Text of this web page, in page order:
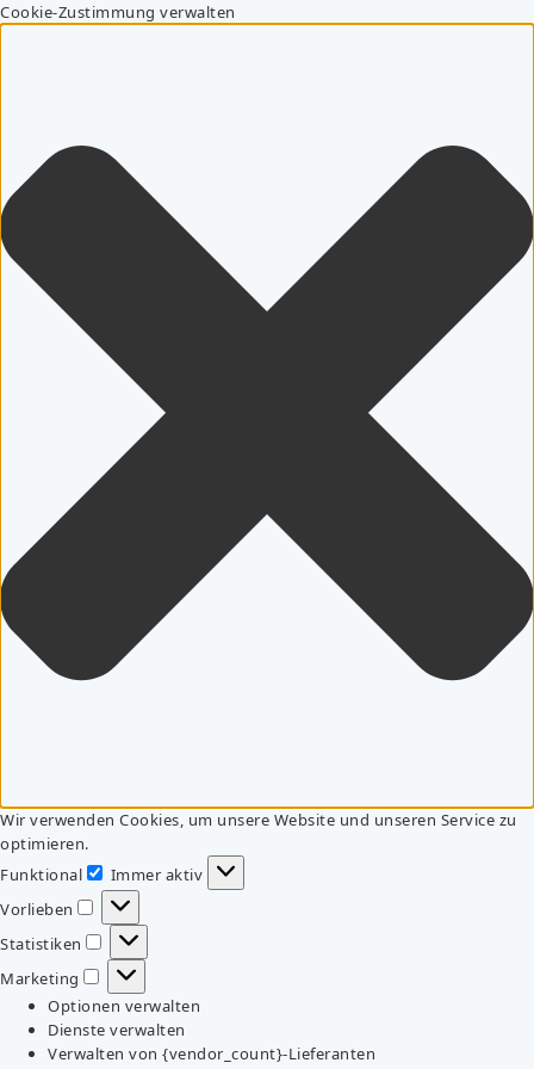
Cookie-Zustimmung verwalten
Wir verwenden Cookies, um unsere Website und unseren Service zu
optimieren.
Funktional
Funktional
Immer aktiv
Vorlieben
Vorlieben
Statistiken
Statistiken
Marketing
Marketing
Optionen verwalten
Dienste verwalten
Verwalten von {vendor_count}-Lieferanten